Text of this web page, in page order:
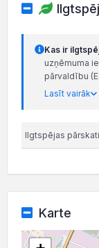
Kas ir
uzņēmuma
pārvaldību
Lasīt vairāk
Ilgtspējas
Karte